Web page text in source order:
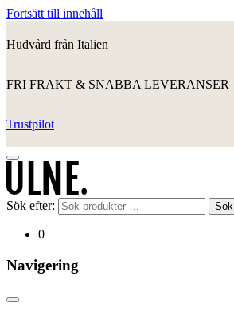
Fortsätt till innehåll
Hudvård från Italien
FRI FRAKT & SNABBA LEVERANSER
Trustpilot
Sök efter: Sök
0
Navigering